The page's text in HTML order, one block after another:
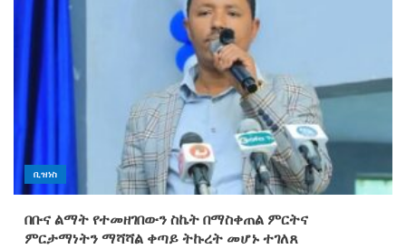
ቢዝነስ
በቡና ልማት የተመዘገበውን ስኬት በማስቀጠል ምርትና
ምርታማነትን ማሻሻል ቀጣይ ትኩረት መሆኑ ተገለጸ